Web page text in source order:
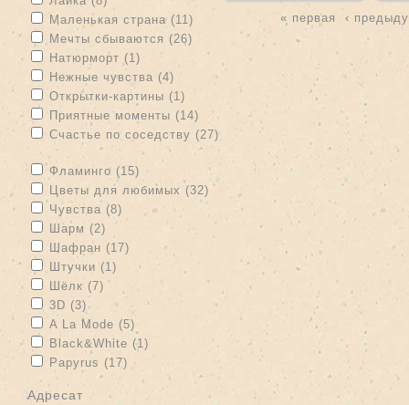
Apply Маленькая страна filter
Маленькая страна (11) Apply Маленькая страна filter
Apply Мечты сбываются filter
Мечты сбываются (26) Apply Мечты сбываются filter
Apply Натюрморт filter
Натюрморт (1) Apply Натюрморт filter
Apply Нежные чувства filter
Нежные чувства (4) Apply Нежные чувства filter
Apply Открытки-картины filter
Открытки-картины (1) Apply Открытки-картины filter
Apply Приятные моменты filter
Приятные моменты (14) Apply Приятные моменты filter
Apply Счастье по соседству filter
Счастье по соседству (27)
Apply Счастье по соседству filter
Apply Фламинго filter
Фламинго (15) Apply Фламинго filter
Apply Цветы для любимых filter
Цветы для любимых (32) Apply Цветы для любимых
Apply Чувства filter
Чувства (8) Apply Чувства filter
Apply Шарм filter
Шарм (2)
Apply Шафран filter
Шафран (17) Apply Шафран filter
Apply Штучки filter
Штучки (1) Apply Штучки filter
Apply Шёлк filter
Шёлк (7) Apply Шёлк filter
Apply 3D filter
3D (3) Apply 3D filter
Apply A La Mode filter
A La Mode (5) Apply A La Mode filter
Apply Black&White filter
Black&White (1) Apply Black&White filter
Apply Papyrus filter
Papyrus (17)
адресат
Страницы
« первая ‹